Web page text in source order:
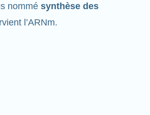
nommé synthèse des
l’ARNm.